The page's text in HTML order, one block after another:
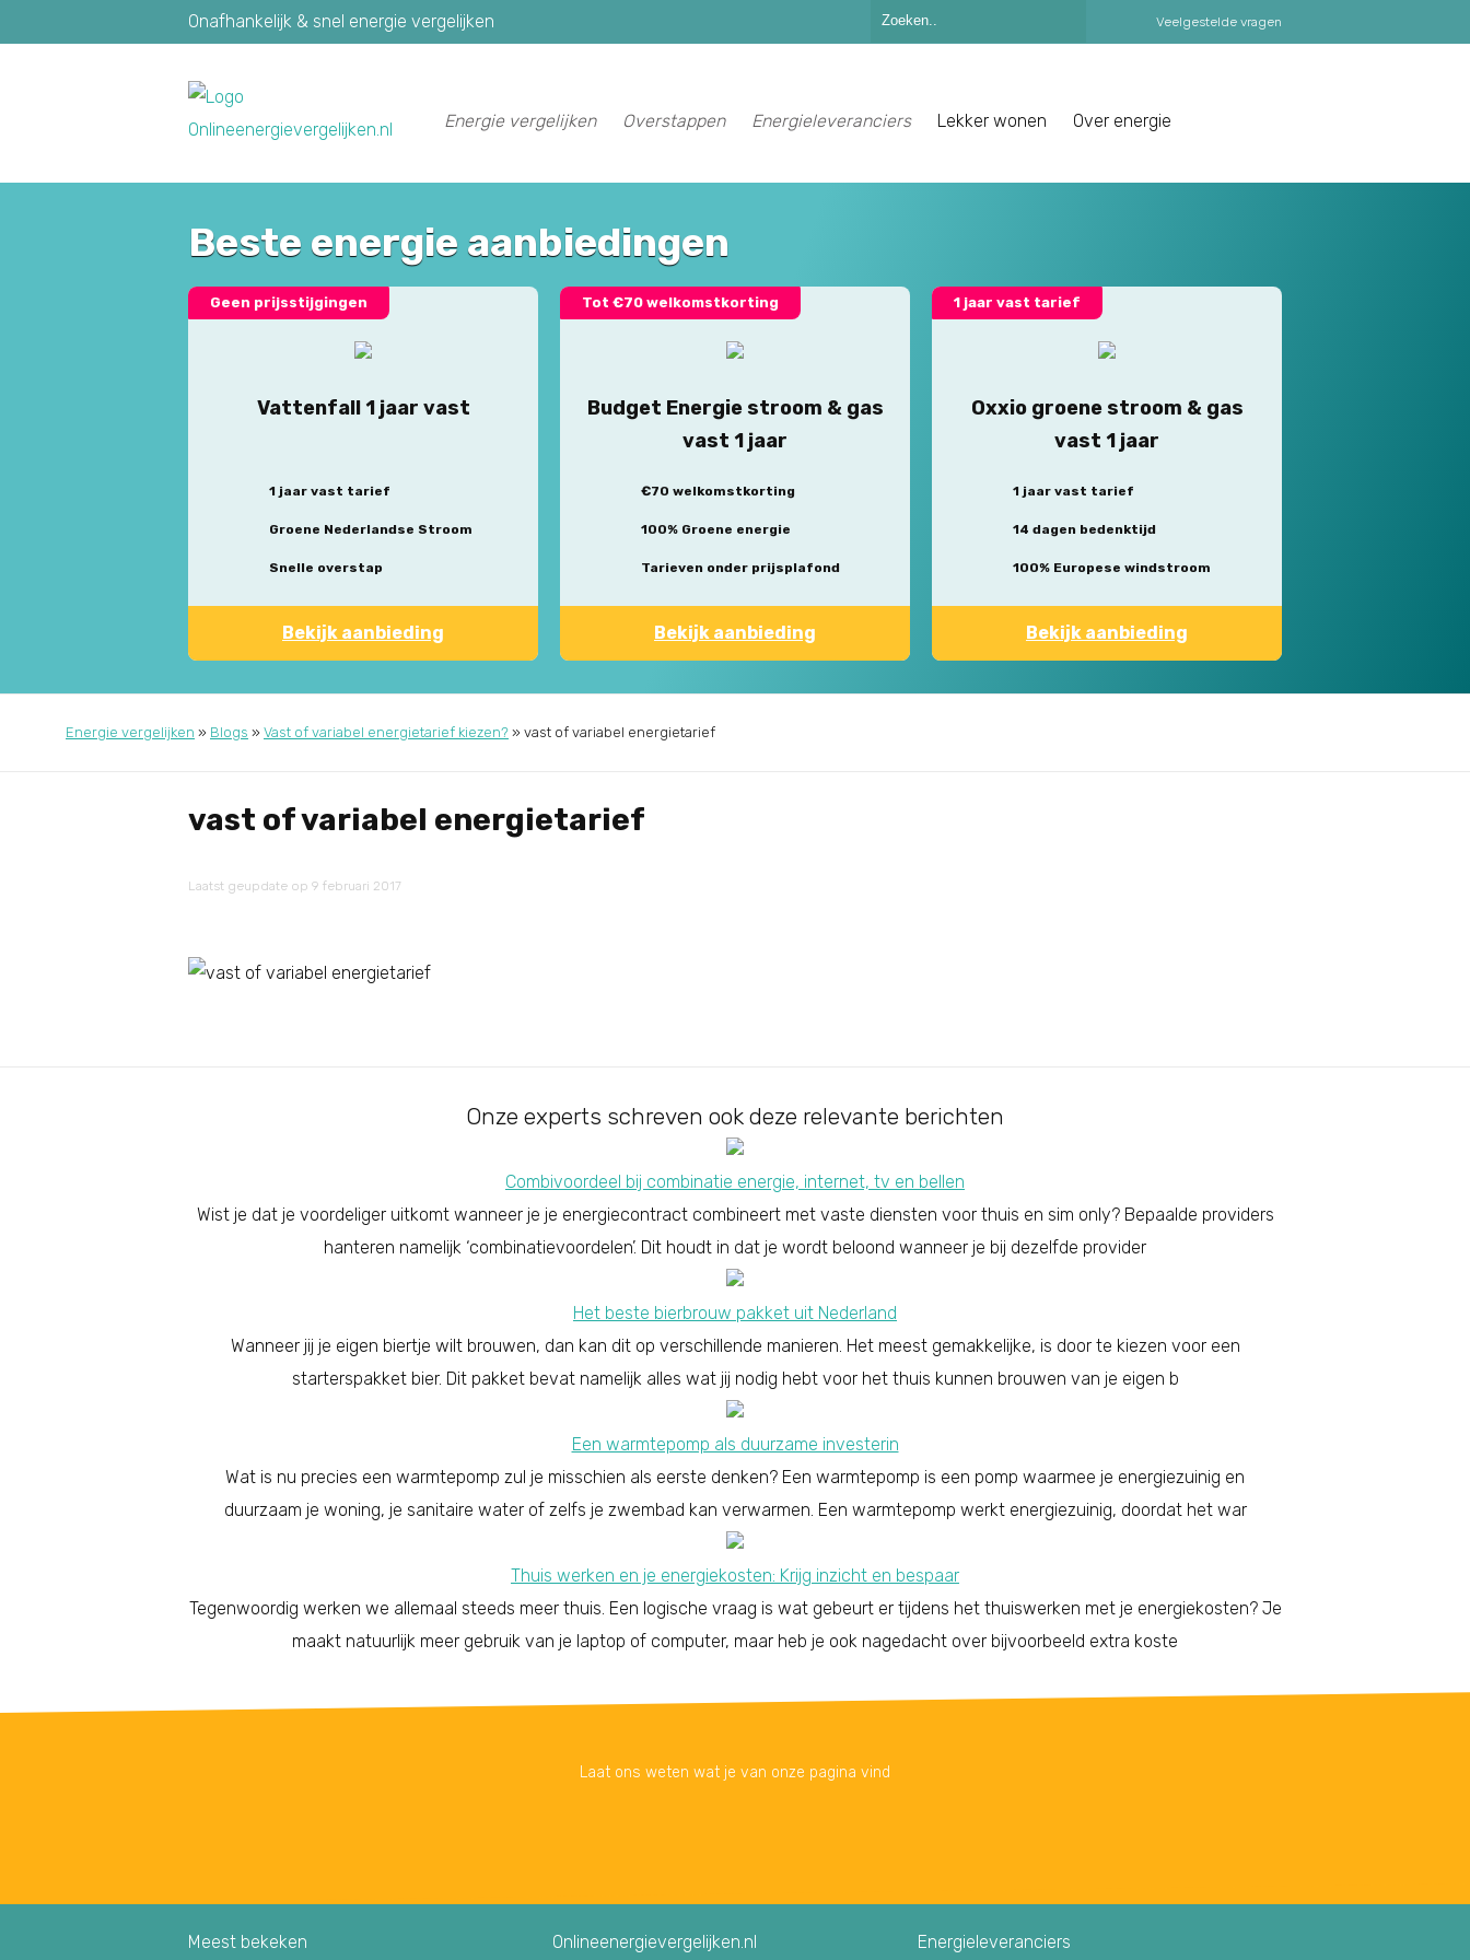
Onafhankelijk & snel energie vergelijken Veelgestelde vragen
Energie vergelijken Overstappen Energieleveranciers Lekker wonen Over energie
Beste energie aanbiedingen
Geen prijsstijgingen
Vattenfall 1 jaar vast
1 jaar vast tarief
Groene Nederlandse Stroom
Snelle overstap
Bekijk aanbieding
Tot €70 welkomstkorting
Budget Energie stroom & gas
vast 1 jaar
€70 welkomstkorting
100% Groene energie
Tarieven onder prijsplafond
Bekijk aanbieding
1 jaar vast tarief
Oxxio groene stroom & gas
vast 1 jaar
1 jaar vast tarief
14 dagen bedenktijd
100% Europese windstroom
Bekijk aanbieding
Energie vergelijken » Blogs » Vast of variabel energietarief kiezen? » vast of variabel energietarief
vast of variabel energietarief
Laatst geupdate op 9 februari 2017
Onze experts schreven ook deze relevante berichten
Combivoordeel bij combinatie energie, internet, tv en bellen
Wist je dat je voordeliger uitkomt wanneer je je energiecontract combineert met vaste diensten voor thuis en sim only? Bepaalde providers
hanteren namelijk ‘combinatievoordelen’. Dit houdt in dat je wordt beloond wanneer je bij dezelfde provider
Het beste bierbrouw pakket uit Nederland
Wanneer jij je eigen biertje wilt brouwen, dan kan dit op verschillende manieren. Het meest gemakkelijke, is door te kiezen voor een
starterspakket bier. Dit pakket bevat namelijk alles wat jij nodig hebt voor het thuis kunnen brouwen van je eigen b
Een warmtepomp als duurzame investerin
Wat is nu precies een warmtepomp zul je misschien als eerste denken? Een warmtepomp is een pomp waarmee je energiezuinig en
duurzaam je woning, je sanitaire water of zelfs je zwembad kan verwarmen. Een warmtepomp werkt energiezuinig, doordat het war
Thuis werken en je energiekosten: Krijg inzicht en bespaar
Tegenwoordig werken we allemaal steeds meer thuis. Een logische vraag is wat gebeurt er tijdens het thuiswerken met je energiekosten? Je
maakt natuurlijk meer gebruik van je laptop of computer, maar heb je ook nagedacht over bijvoorbeeld extra koste
Laat ons weten wat je van onze pagina vind
Meest bekeken Onlineenergievergelijken.nl Energieleveranciers